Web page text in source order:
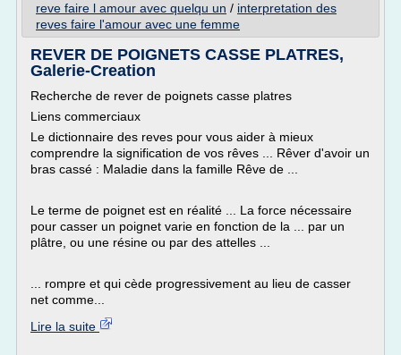
reve faire l amour avec quelqu un / interpretation des
reves faire l'amour avec une femme
REVER DE POIGNETS CASSE PLATRES,
Galerie-Creation
Recherche de rever de poignets casse platres
Liens commerciaux
Le dictionnaire des reves pour vous aider à mieux
comprendre la signification de vos rêves ... Rêver d'avoir un
bras cassé : Maladie dans la famille Rêve de ...
Le terme de poignet est en réalité ... La force nécessaire
pour casser un poignet varie en fonction de la ... par un
plâtre, ou une résine ou par des attelles ...
... rompre et qui cède progressivement au lieu de casser
net comme...
Lire la suite